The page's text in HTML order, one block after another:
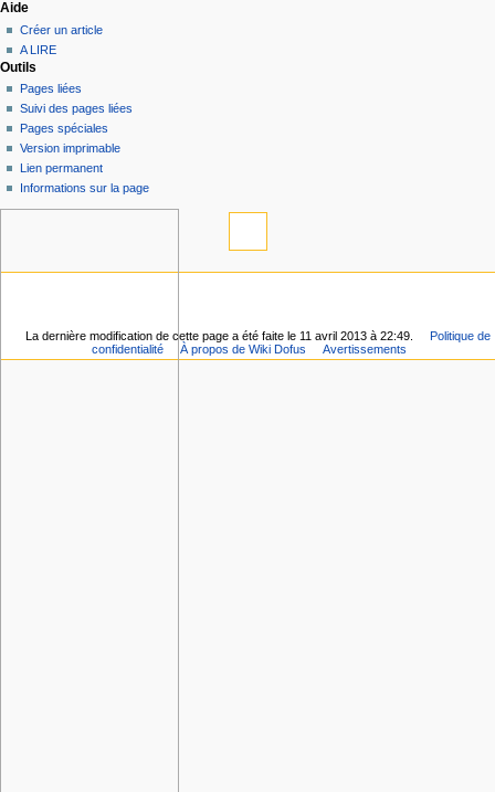
Aide
Créer un article
A LIRE
Outils
Pages liées
Suivi des pages liées
Pages spéciales
Version imprimable
Lien permanent
Informations sur la page
La dernière modification de cette page a été faite le 11 avril 2013 à 22:49.
Politique de
confidentialité
À propos de Wiki Dofus Avertissements